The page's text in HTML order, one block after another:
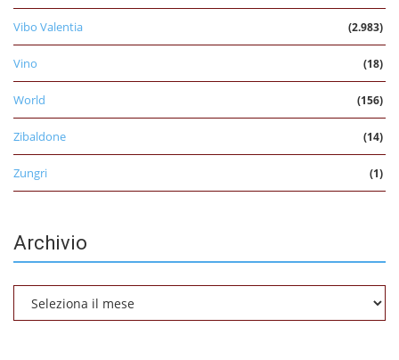
Vibo Valentia (2.983)
Vino (18)
World (156)
Zibaldone (14)
Zungri (1)
Archivio